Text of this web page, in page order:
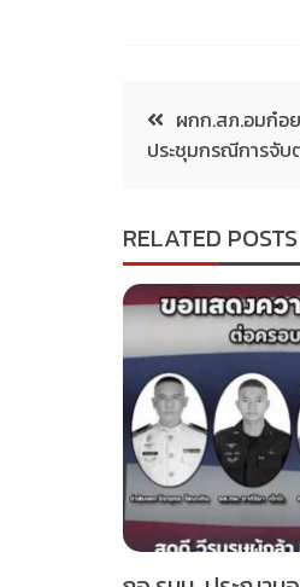
ผกก.สภ.อมก๋อ
ประชุมกรณีการจับ
RELATED POSTS